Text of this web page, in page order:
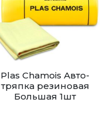
Plas Chamois Авто-
тряпка резиновая
Большая 1шт